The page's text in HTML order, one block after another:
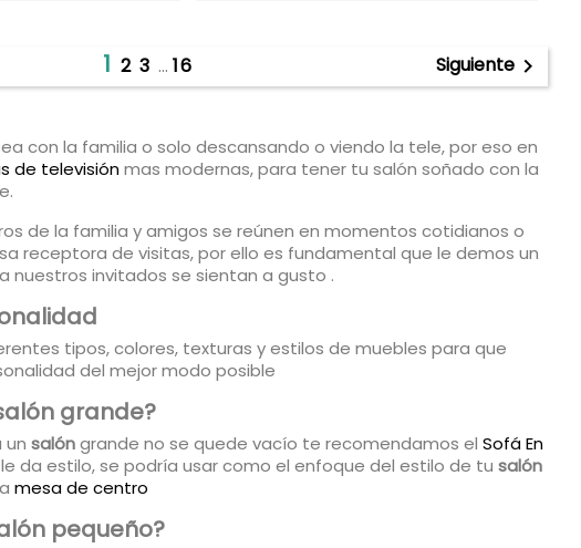
1 2 3 … 16 Siguiente
con la familia o solo descansando o viendo la tele, por eso en
de televisiónmas modernas, para tener tu salón soñado con la
de la familia y amigos se reúnen en momentos cotidianos o
receptora de visitas, por ello es fundamental que le demos un
nuestros invitados se sientan a gusto .
tipos, colores, texturas y estilos de muebles para que
del mejor modo posible
grande?
un salóngrande no se quede vacío te recomendamos el Sofá En
da estilo, se podría usar como el enfoque del estilo de tu salón
mesa de centro
pequeño?